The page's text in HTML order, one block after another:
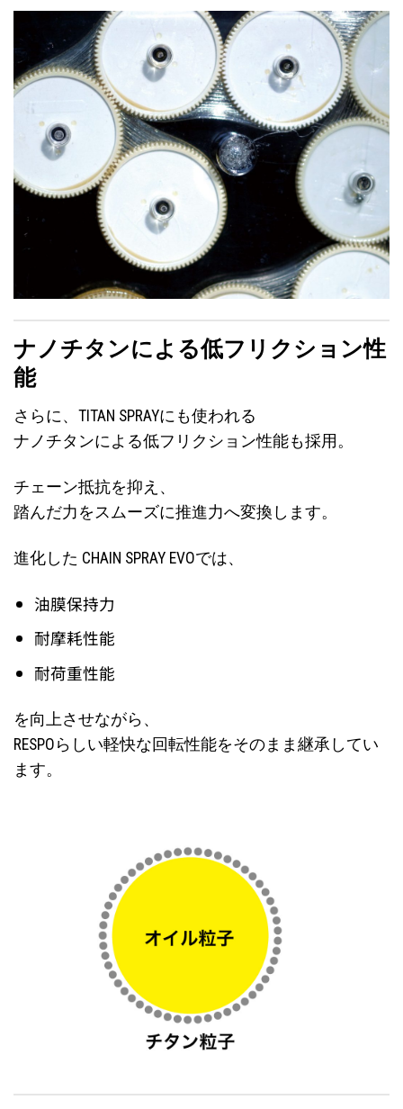
ナノチタンによる低フリクション性
能
さらに、TITAN SPRAYにも使われる
ナノチタンによる低フリクション性能も採用。
チェーン抵抗を抑え、
踏んだ力をスムーズに推進力へ変換します。
進化した CHAIN SPRAY EVOでは、
油膜保持力
耐摩耗性能
耐荷重性能
を向上させながら、
RESPOらしい軽快な回転性能をそのまま継承してい
ます。